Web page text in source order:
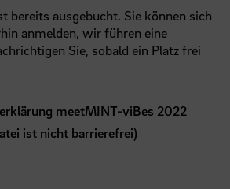
bereits ausgebucht. Sie können sich
anmelden, wir führen eine
Sie, sobald ein Platz frei
meetMINT-viBes 2022
ist nicht barrierefrei)